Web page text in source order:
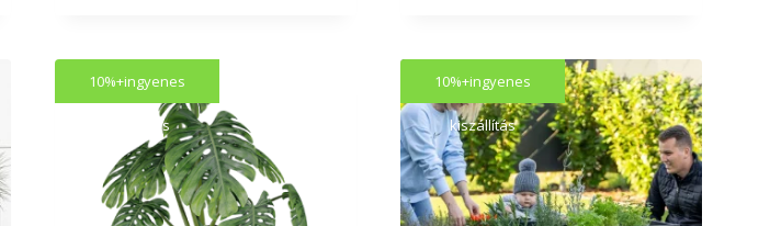
terméknek
több
variációja
változatok
terméknek
több
variációja
van.
A
változatok
10%+ingyenes
kiszállítás
10%+ingyenes
kiszállítás